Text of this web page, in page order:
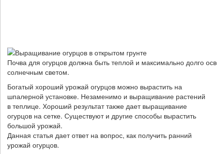
Почва для огурцов должна быть теплой и максимально долго
солнечным светом.
Богатый хороший урожай огурцов можно вырастить на
шпалерной установке. Незаменимо и выращивание растений
в теплице. Хороший результат также дает выращивание
огурцов на сетке. Существуют и другие способы вырастить
большой урожай.
Данная статья дает ответ на вопрос, как получить ранний
урожай огурцов.